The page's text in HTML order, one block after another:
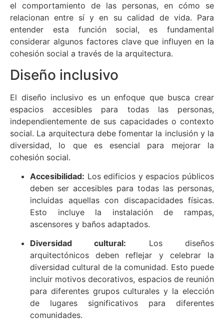
el comportamiento de las personas, en cómo se
relacionan entre sí y en su calidad de vida. Para
entender esta función social, es fundamental
considerar algunos factores clave que influyen en la
cohesión social a través de la arquitectura.
Diseño inclusivo
El diseño inclusivo es un enfoque que busca crear
espacios accesibles para todas las personas,
independientemente de sus capacidades o contexto
social. La arquitectura debe fomentar la inclusión y la
diversidad, lo que es esencial para mejorar la
cohesión social.
Accesibilidad: Los edificios y espacios públicos
deben ser accesibles para todas las personas,
incluidas aquellas con discapacidades físicas.
Esto incluye la instalación de rampas,
ascensores y baños adaptados.
Diversidad cultural: Los diseños
arquitectónicos deben reflejar y celebrar la
diversidad cultural de la comunidad. Esto puede
incluir motivos decorativos, espacios de reunión
para diferentes grupos culturales y la elección
de lugares significativos para diferentes
comunidades.